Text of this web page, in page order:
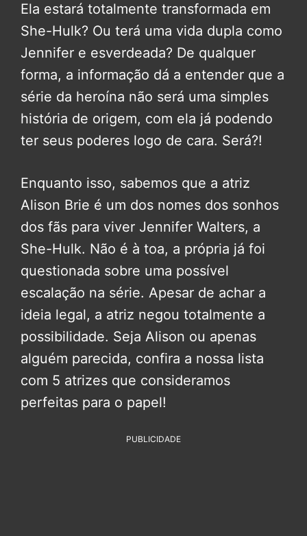
Ela estará totalmente transformada em
She-Hulk? Ou terá uma vida dupla como
Jennifer e esverdeada? De qualquer
forma, a informação dá a entender que a
série da heroína não será uma simples
história de origem, com ela já podendo
ter seus poderes logo de cara. Será?!
Enquanto isso, sabemos que a atriz
Alison Brie é um dos nomes dos sonhos
dos fãs para viver Jennifer Walters, a
She-Hulk. Não é à toa, a própria já foi
questionada sobre uma possível
escalação na série. Apesar de achar a
ideia legal, a atriz negou totalmente a
possibilidade. Seja Alison ou apenas
alguém parecida, confira a nossa lista
com 5 atrizes que consideramos
perfeitas para o papel!
PUBLICIDADE